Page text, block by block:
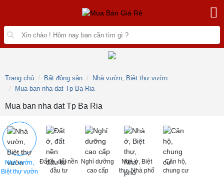
Trang chủ Bất động sản
Nhà vườn, Biệt thự vườn
Mua ban nha dat Tp Ba Ria
Mua ban nha dat Tp Ba Ria
Nhà vườn,
Biệt thự vườn
Đất ở, đất nền
đầu tư
Nghỉ dưỡng
cao cấp
Nhà ở, Biệt
thự, Nhà phố
Căn hộ,
chung cư